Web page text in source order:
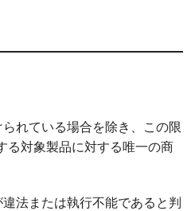
れている場合を除き、この限
る対象製品に対する唯一の商
法または執行不能であると判